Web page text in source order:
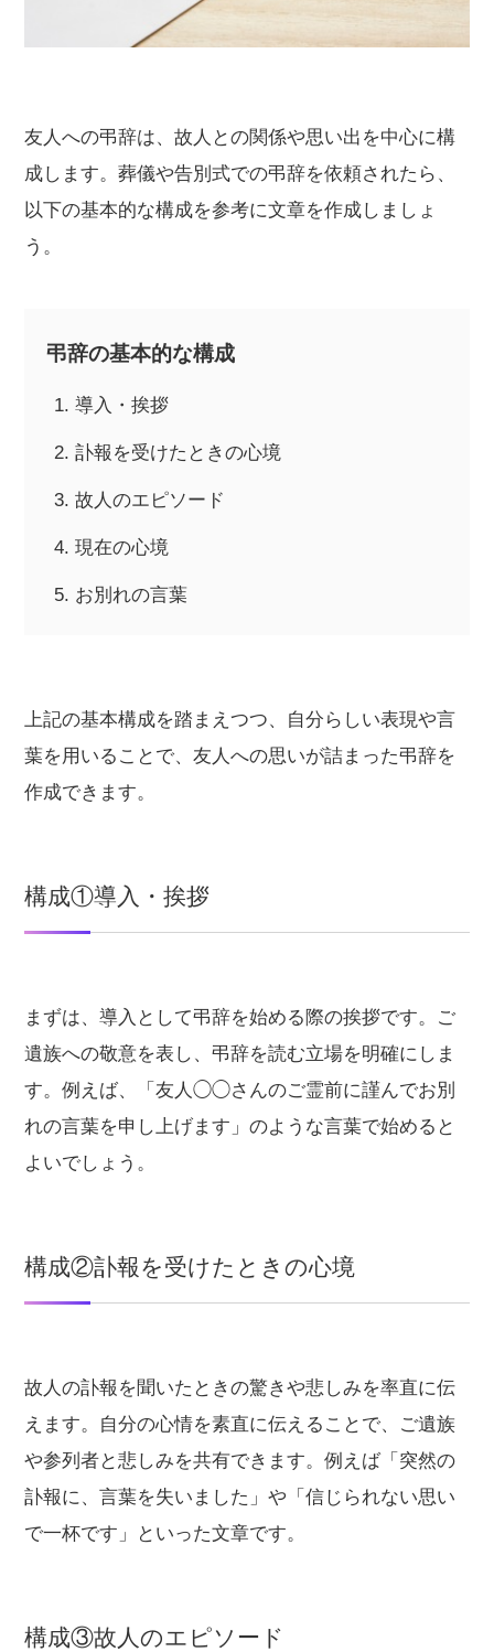
友人への弔辞は、故人との関係や思い出を中心に構
成します。葬儀や告別式での弔辞を依頼されたら、
以下の基本的な構成を参考に文章を作成しましょ
う。
弔辞の基本的な構成
導入・挨拶
訃報を受けたときの心境
故人のエピソード
現在の心境
お別れの言葉
上記の基本構成を踏まえつつ、自分らしい表現や言
葉を用いることで、友人への思いが詰まった弔辞を
作成できます。
構成①導入・挨拶
まずは、導入として弔辞を始める際の挨拶です。ご
遺族への敬意を表し、弔辞を読む立場を明確にしま
す。例えば、「友人◯◯さんのご霊前に謹んでお別
れの言葉を申し上げます」のような言葉で始めると
よいでしょう。
構成②訃報を受けたときの心境
故人の訃報を聞いたときの驚きや悲しみを率直に伝
えます。自分の心情を素直に伝えることで、ご遺族
や参列者と悲しみを共有できます。例えば「突然の
訃報に、言葉を失いました」や「信じられない思い
で一杯です」といった文章です。
構成③故人のエピソード